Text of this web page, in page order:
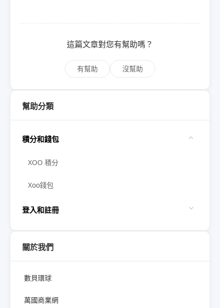
幫助分類
積分和錢包
XOO 積分
Xoo錢包
登入和註冊
關於我們
數貝環球
萬國商業網
這篇文章對您有幫助嗎？
有幫助 沒幫助